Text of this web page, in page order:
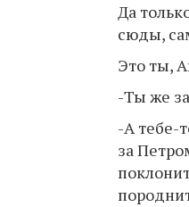
Да
сюды,
Это ты,
-Ты же
-А тебе-
за